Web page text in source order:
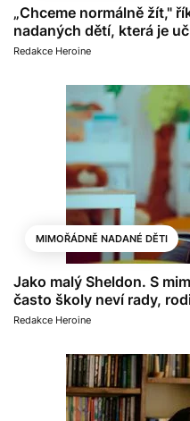
„Chceme normálně žít,"
nadaných dětí, která je
Redakce Heroine
MIMOŘÁDNĚ NADANÉ DĚTI
Jako malý Sheldon. S
často školy neví rady,
Redakce Heroine